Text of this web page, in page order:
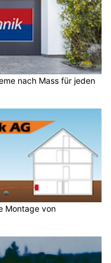
nach Mass für jeden
Montage von